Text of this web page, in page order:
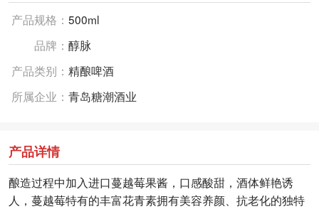
产品规格： 500ml
品牌： 醇脉
产品类别： 精酿啤酒
所属企业： 青岛糖潮酒业
产品详情
酿造过程中加入进口蔓越莓果酱，口感酸甜，酒体鲜艳诱
人，蔓越莓特有的丰富花青素拥有美容养颜、抗老化的独特